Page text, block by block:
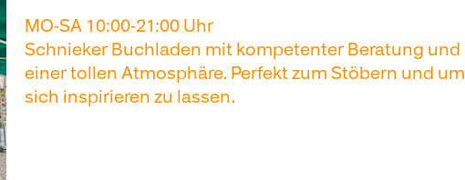
MO-SA 10:00-21:00 Uhr
Schnieker Buchladen mit kompetenter Beratung und
einer tollen Atmosphäre. Perfekt zum Stöbern und um
sich inspirieren zu lassen.